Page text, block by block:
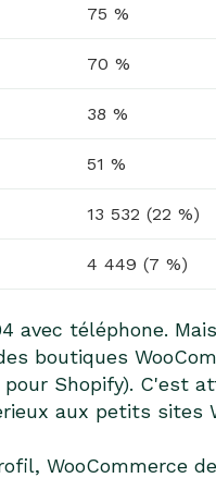
75 %
70 %
38 %
51 %
13 532 (22 %)
4 449 (7 %)
avec téléphone.
boutiques
Shopify). C'est
aux petits sites
WooCommerce